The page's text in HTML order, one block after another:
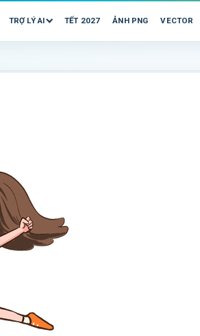
TRỢ LÝ AI TẾT 2027 ẢNH PNG VECTOR